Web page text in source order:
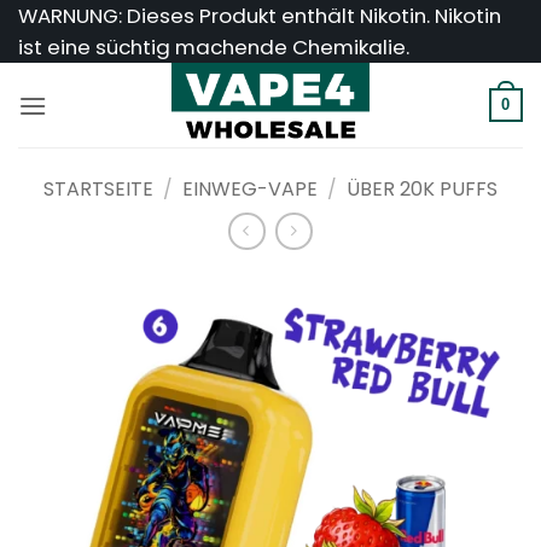
Zum
Inhalt
WARNUNG: Dieses Produkt enthält Nikotin. Nikotin
ist eine süchtig machende Chemikalie.
0
STARTSEITE / EINWEG-VAPE / ÜBER 20K PUFFS